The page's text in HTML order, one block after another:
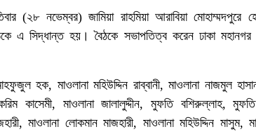
(২৮ নভেম্বর) জামিয়া রাহমিয়া আরাবিয়া মোহাম্মদপুরে
এ সিদ্ধান্ত হয়। বৈঠকে সভাপতিত্ব করেন ঢাকা
হক, মাওলানা মহিউদ্দিন রাব্বানী, মাওলানা নাজমুল
কাসেমী, মাওলানা জালালুদ্দীন, মুফতি বশিরুল্লাহ,
মাওলানা লোকমান মাজহারী, মাওলানা মহিউদ্দিন